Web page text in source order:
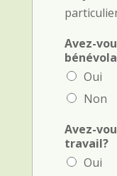
Avez-
Oui
Non
Avez-
travail?
Oui